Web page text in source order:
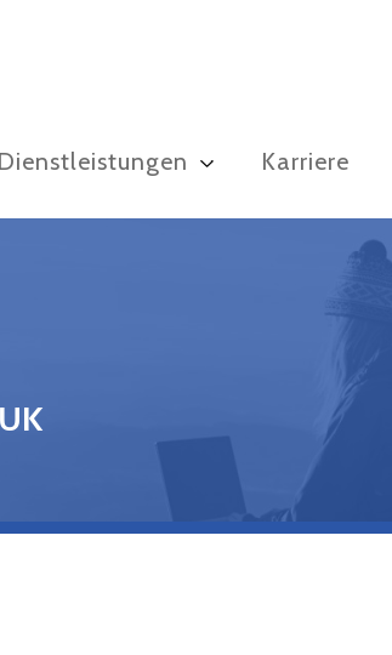
Dienstleistungen Karriere